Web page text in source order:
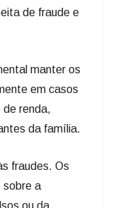
de fraude e
manter os
em casos
renda,
da família.
fraudes. Os
sobre a
ou da